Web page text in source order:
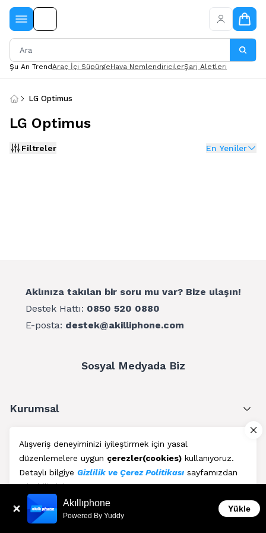
Alışveriş deneyiminizi iyileştirmek için yasal
düzenlemelere uygun çerezler(cookies) kullanıyoruz.
Detaylı bilgiye Gizlilik ve Çerez Politikası sayfamızdan
erişebilirsiniz.
Kabul Et
Şu An TrendAraç İçi SüpürgeHava NemlendiricilerŞarj Aletleri
LG Optimus
LG Optimus
Filtreler En Yeniler
Aklınıza takılan bir soru mu var? Bize ulaşın!
Destek Hattı: 0850 520 0880
E-posta: destek@akilliphone.com
Sosyal Medyada Biz
Kurumsal
Müşteri Hizmetleri
Üyelik
Blog Akıllıphone
Powered By Yuddy
Yükle